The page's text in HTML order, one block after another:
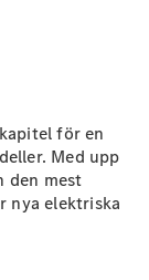
för en
Med upp
den mest
nya elektriska